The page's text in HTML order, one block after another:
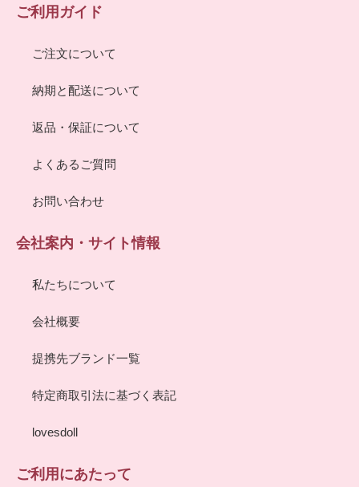
ご利用ガイド
ご注文について
納期と配送について
返品・保証について
よくあるご質問
お問い合わせ
会社案内・サイト情報
私たちについて
会社概要
提携先ブランド一覧
特定商取引法に基づく表記
lovesdoll
ご利用にあたって